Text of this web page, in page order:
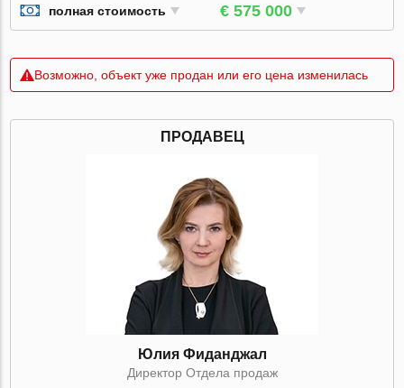
полная стоимость € 575 000
Возможно, объект уже продан или его цена изменилась
ПРОДАВЕЦ
Юлия Фиданджал
Директор Отдела продаж